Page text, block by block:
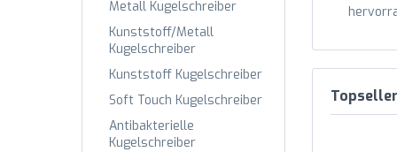
Metall Kugelschreiber
Kunststoff/Metall
Kugelschreiber
Kunststoff Kugelschreiber
Soft Touch Kugelschreiber
Antibakterielle
Kugelschreiber
Topseller